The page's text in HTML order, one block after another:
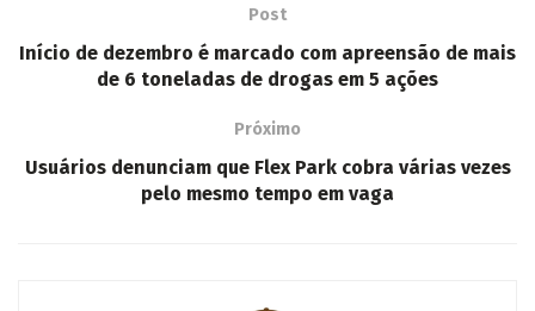
Post
Início de dezembro é marcado com apreensão de mais
de 6 toneladas de drogas em 5 ações
Próximo
Usuários denunciam que Flex Park cobra várias vezes
pelo mesmo tempo em vaga